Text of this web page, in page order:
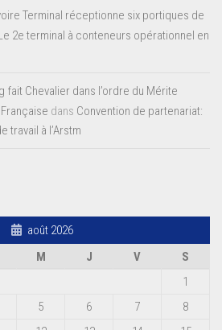
Terminal réceptionne six portiques de
2e terminal à conteneurs opérationnel en
fait Chevalier dans l’ordre du Mérite
dans Convention de partenariat:
travail à l’Arstm
août 2026
M J V
S
1
5 6 7
8